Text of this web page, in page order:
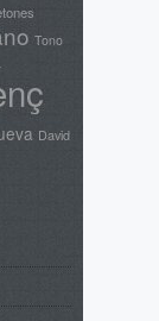
Tono
David